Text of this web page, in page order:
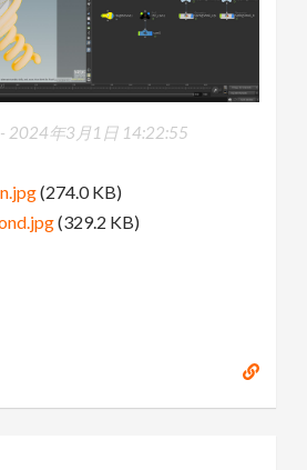
2024年3月1日 14:22:55
(274.0 KB)
(329.2 KB)